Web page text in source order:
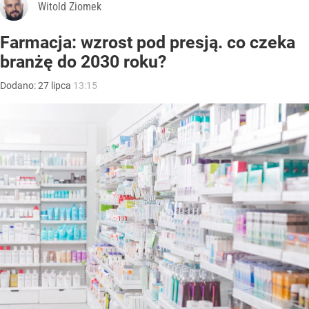
Witold Ziomek
Farmacja: wzrost pod presją. co czeka
branżę do 2030 roku?
Dodano:27 lipca 13:15